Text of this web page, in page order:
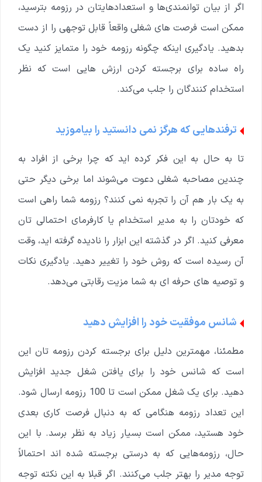
اگر از بیان توانمندی‌ها و استعدادهایتان در رزومه بترسید،
ممکن است فرصت های شغلی واقعاً قابل توجهی را از دست
بدهید. یادگیری اینکه چگونه رزومه خود را متمایز کنید یک
راه ساده برای برجسته کردن ارزش هایی است که نظر
استخدام کنندگان را جلب می‌کند.
ترفندهایی که هرگز نمی دانستید را بیاموزید
تا به حال به این فکر کرده اید که چرا برخی از افراد به
چندین مصاحبه شغلی دعوت می‌شوند اما برخی دیگر حتی
به یک بار هم آن را تجربه نمی کنند؟ رزومه شما راهی است
که خودتان را به مدیر استخدام یا کارفرمای احتمالی تان
معرفی کنید. اگر در گذشته این ابزار را نادیده گرفته اید، وقت
آن رسیده است که روش خود را تغییر دهید. یادگیری نکات
و توصیه های حرفه ای به شما مزیت رقابتی می‌دهد.
شانس موفقیت خود را افزایش دهید
مطمئنا، مهمترین دلیل برای برجسته کردن رزومه تان این
است که شانس خود را برای یافتن شغل جدید افزایش
دهید. برای یک شغل ممکن است تا 100 رزومه ارسال شود.
این تعداد رزومه هنگامی که به دنبال فرصت کاری بعدی
خود هستید، ممکن است بسیار زیاد به نظر برسد. با این
حال، رزومه‌هایی که به درستی برجسته شده اند احتمالاً
توجه مدیر را بهتر جلب می‌کنند. اگر قبلا به این نکته توجه